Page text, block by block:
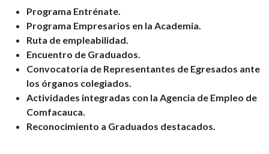
Programa Entrénate.
Programa Empresarios en la Academia.
Ruta de empleabilidad.
Encuentro de Graduados.
Convocatoria de Representantes de Egresados ante
los órganos colegiados.
Actividades integradas con la Agencia de Empleo de
Comfacauca.
Reconocimiento a Graduados destacados.